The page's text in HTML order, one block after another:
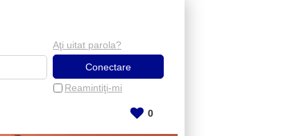
Reamintiţi-mi
Aţi uitat parola?
0